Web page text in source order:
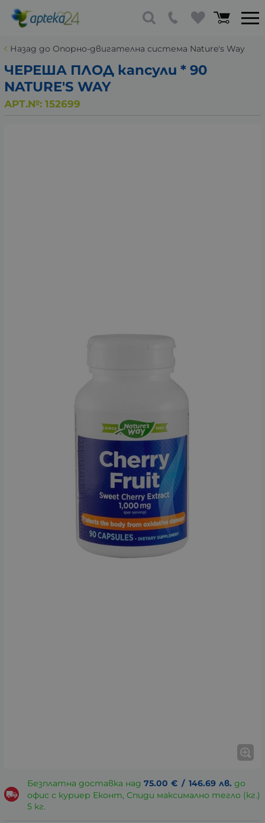
Назад до Опорно-двигателна система Nature's Way
ЧЕРЕША ПЛОД капсули * 90
NATURE'S WAY
АРТ.№: 152699
Безплатна доставка над 75.00 € / 146.69 лв. до
офис с куриер Еконт, Спиди максимално тегло (кг.)
5 кг.